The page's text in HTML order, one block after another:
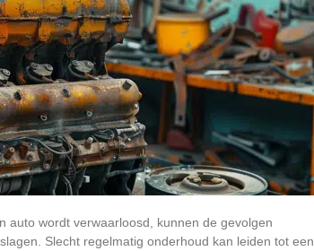
auto wordt verwaarloosd, kunnen de gevolgen
Slecht regelmatig onderhoud kan leiden tot een